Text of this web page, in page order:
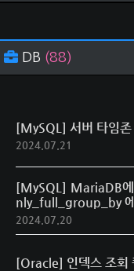
DB (88)
[MySQL] 서버 타임존
2024.07.21
[MySQL] MariaDB
nly_full_group_by 에
2024.07.20
[Oracle] 인덱스 조회